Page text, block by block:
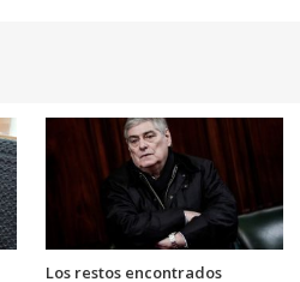
Los restos encontrados